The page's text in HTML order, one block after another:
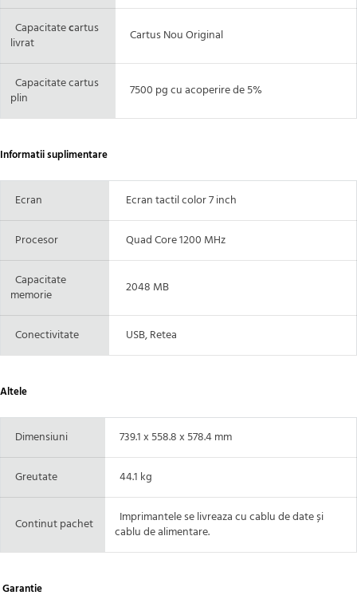
Capacitatecartus
livrat
Cartus Nou Original
Capacitate cartus
plin
7500 pg cu acoperire de 5%
Informatii suplimentare
Ecran Ecran tactil color 7 inch
Procesor Quad Core 1200 MHz
Capacitate
memorie
2048 MB
Conectivitate USB, Retea
Altele
Dimensiuni 739.1 x 558.8 x 578.4 mm
Greutate 44.1 kg
Continut pachet
Imprimantele se livreaza cu cablu de date și
cablu de alimentare.
Garantie